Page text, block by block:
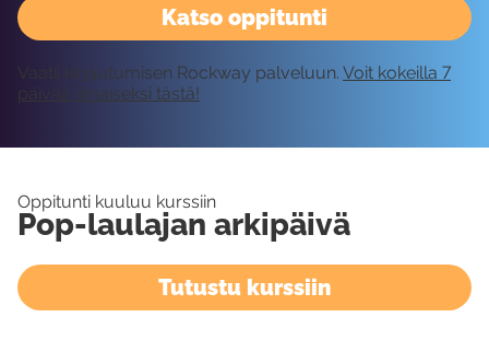
Katso oppitunti
Vaatii kirjautumisen Rockway palveluun. Voit kokeilla 7
päivää ilmaiseksi tästä!
Oppitunti kuuluu kurssiin
Pop-laulajan arkipäivä
Tutustu kurssiin